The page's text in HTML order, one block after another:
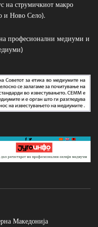
на струмичкиот макро
и Ново Село).
професионални медиуми и
Македонија